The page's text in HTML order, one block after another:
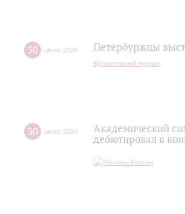
30 июля 2026 Петербуржцы
Музыкальный журнал
30 июля 2026
Академический
дебютировал в